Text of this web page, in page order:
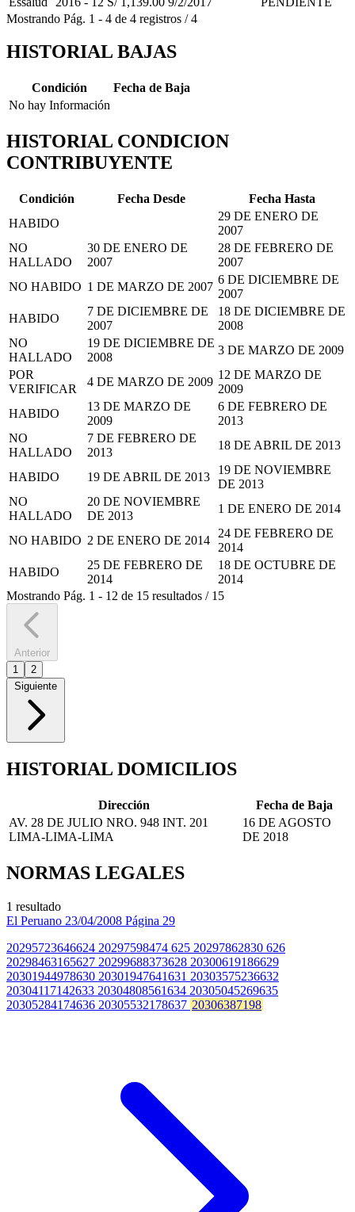
Mostrando Pág. 1 - 4 de 4 registros /4
HISTORIAL BAJAS
Condición
Fecha de Baja
No hay Información
HISTORIAL CONDICION
CONTRIBUYENTE
Condición Fecha Desde
Fecha Hasta
HABIDO
29 DE ENERO DE
2007
NO
HALLADO
30 DE ENERO DE
2007
28 DE FEBRERO DE
2007
NO HABIDO 1 DE MARZO DE 2007
6 DE DICIEMBRE DE
2007
HABIDO
7 DE DICIEMBRE DE
2007
18 DE DICIEMBRE DE
2008
NO
HALLADO
19 DE DICIEMBRE DE
2008
3 DE MARZO DE 2009
POR
VERIFICAR
4 DE MARZO DE 2009
12 DE MARZO DE
2009
HABIDO
13 DE MARZO DE
2009
6 DE FEBRERO DE
2013
NO
HALLADO
7 DE FEBRERO DE
2013
18 DE ABRIL DE 2013
HABIDO 19 DE ABRIL DE 2013
19 DE NOVIEMBRE
DE 2013
NO
HALLADO
20 DE NOVIEMBRE
DE 2013
1 DE ENERO DE 2014
NO HABIDO 2 DE ENERO DE 2014
24 DE FEBRERO DE
2014
HABIDO
25 DE FEBRERO DE
2014
18 DE OCTUBRE DE
2014
Mostrando Pág. 1 - 12 de 15 resultados / 15
Anterior
1
2
Siguiente
HISTORIAL DOMICILIOS
Dirección
Fecha de Baja
AV. 28 DE JULIO NRO. 948 INT. 201
LIMA-LIMA-LIMA
16 DE AGOSTO
DE 2018
NORMAS LEGALES
1 resultado
El Peruano 23/04/2008 Página 29
20295723646624 20297598474 625 20297862830 626
20298463165627 20299688373628 20300619186629
20301944978630 20301947641631 20303575236632
20304117142633 20304808561634 20305045269635
20305284174636 20305532178637 20306387198